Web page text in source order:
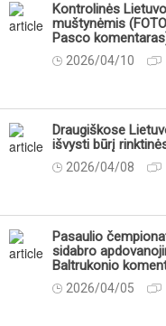
Kontrolinės
muštynėmis
Pasco
2026/04/10
Draugiškose
išvysti būrį
2026/04/08
Pasaulio
sidabro
Baltrukonio
2026/04/05